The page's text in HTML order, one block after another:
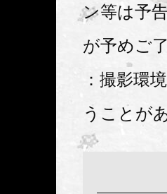
ン等は予
が予めご
：撮影環
うことが